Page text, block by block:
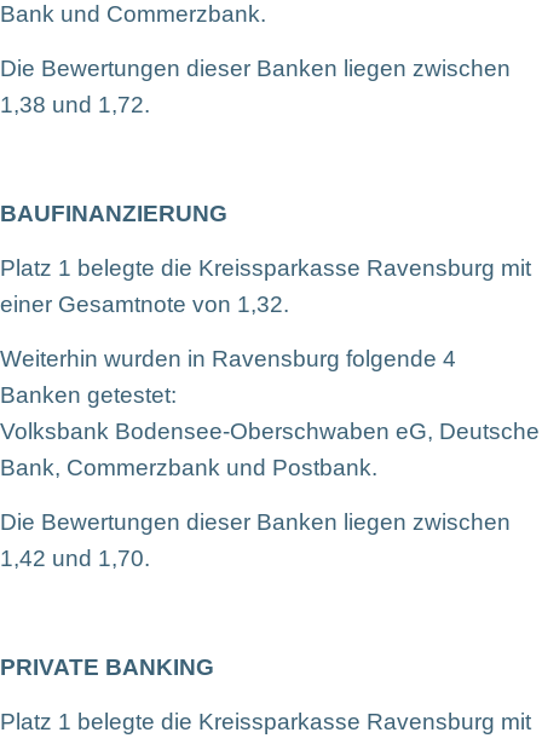
Bank und Commerzbank.
Die Bewertungen dieser Banken liegen zwischen
1,38 und 1,72.
BAUFINANZIERUNG
Platz 1 belegte die Kreissparkasse Ravensburg mit
einer Gesamtnote von 1,32.
Weiterhin wurden in Ravensburg folgende 4
Banken getestet:
Volksbank Bodensee-Oberschwaben eG, Deutsche
Bank, Commerzbank und Postbank.
Die Bewertungen dieser Banken liegen zwischen
1,42 und 1,70.
PRIVATE BANKING
Platz 1 belegte die Kreissparkasse Ravensburg mit